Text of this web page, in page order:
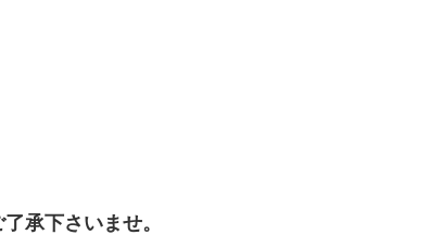
承下さいませ。